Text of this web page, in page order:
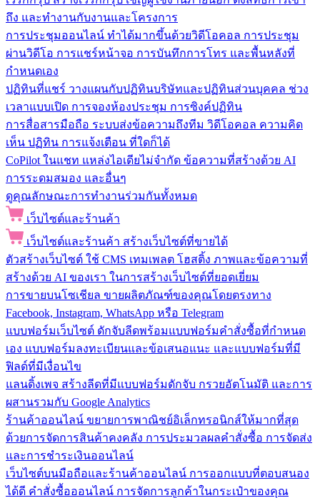
ถึง และทำงานกับงานและโครงการ
การประชุมออนไลน์ ทำได้มากขึ้นด้วยวิดีโอคอล การประชุม
ผ่านวิดีโอ การแชร์หน้าจอ การบันทึกการโทร และพื้นหลังที่
กำหนดเอง
ปฏิทินที่แชร์ วางแผนกับปฏิทินบริษัทและปฏิทินส่วนบุคคล ช่วง
เวลาแบบเปิด การจองห้องประชุม การซิงค์ปฏิทิน
การสื่อสารมือถือ ระบบส่งข้อความถึงทีม วิดีโอคอล ความคิด
เห็น ปฏิทิน การแจ้งเตือน ที่ใดก็ได้
CoPilot ในแชท แหล่งไอเดียไม่จำกัด ข้อความที่สร้างด้วย AI
การระดมสมอง และอื่นๆ
ดูคุณลักษณะการทำงานร่วมกันทั้งหมด
เว็บไซต์และร้านค้า
เว็บไซต์และร้านค้า สร้างเว็บไซต์ที่ขายได้
ตัวสร้างเว็บไซต์ ใช้ CMS เทมเพลต โฮสติ้ง ภาพและข้อความที่
สร้างด้วย AI ของเรา ในการสร้างเว็บไซต์ที่ยอดเยี่ยม
การขายบนโซเชียล ขายผลิตภัณฑ์ของคุณโดยตรงทาง
Facebook, Instagram, WhatsApp หรือ Telegram
แบบฟอร์มเว็บไซต์ ดักจับลีดพร้อมแบบฟอร์มคำสั่งซื้อที่กำหนด
เอง แบบฟอร์มลงทะเบียนและข้อเสนอแนะ และแบบฟอร์มที่มี
ฟิลด์ที่มีเงื่อนไข
แลนดิ้งเพจ สร้างลีดที่มีแบบฟอร์มดักจับ กรวยอัตโนมัติ และการ
ผสานรวมกับ Google Analytics
ร้านค้าออนไลน์ ขยายการพาณิชย์อิเล็กทรอนิกส์ให้มากที่สุด
ด้วยการจัดการสินค้าคงคลัง การประมวลผลคำสั่งซื้อ การจัดส่ง
และการชำระเงินออนไลน์
เว็บไซต์บนมือถือและร้านค้าออนไลน์ การออกแบบที่ตอบสนอง
ได้ดี คำสั่งซื้อออนไลน์ การจัดการลูกค้าในกระเป๋าของคุณ